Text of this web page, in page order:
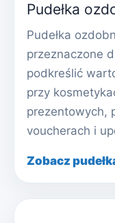
Pudełka
Pudełka
przeznaczone
podkreślić
przy
prezentowych,
voucherach i
Zobacz